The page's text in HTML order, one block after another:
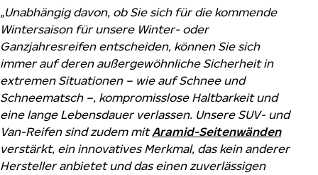
„Unabhängig davon, ob Sie sich für die kommende
Wintersaison für unsere Winter- oder
Ganzjahresreifen entscheiden, können Sie sich
immer auf deren außergewöhnliche Sicherheit in
extremen Situationen – wie auf Schnee und
Schneematsch –, kompromisslose Haltbarkeit und
eine lange Lebensdauer verlassen. Unsere SUV- und
Van-Reifen sind zudem mitAramid-Seitenwänden
verstärkt, ein innovatives Merkmal, das kein anderer
Hersteller anbietet und das einen zuverlässigen